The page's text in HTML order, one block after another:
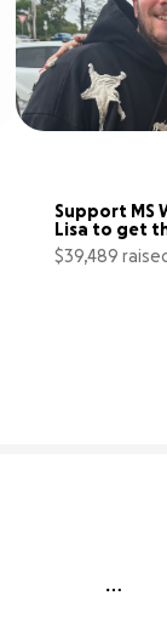
Support MS
Lisa to get
$39,489